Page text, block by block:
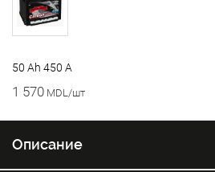
50 Ah 450 A
1 570 MDL/шт
Описание